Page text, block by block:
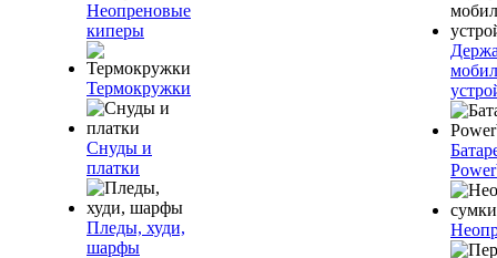
Неопреновые
киперы
Термокружки
Снуды и
платки
Пледы, худи,
шарфы